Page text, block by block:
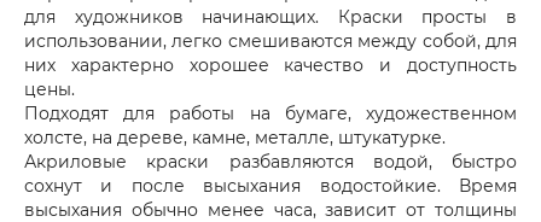
для художников начинающих. Краски просты в
использовании, легко смешиваются между собой, для
них характерно хорошее качество и доступность
цены.
Подходят для работы на бумаге, художественном
холсте, на дереве, камне, металле, штукатурке.
Акриловые краски разбавляются водой, быстро
сохнут и после высыхания водостойкие. Время
высыхания обычно менее часа, зависит от толщины